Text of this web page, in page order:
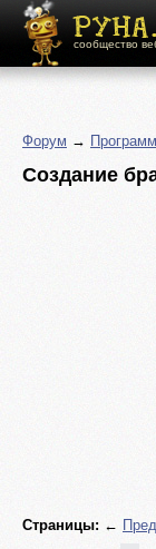
сообщество
Форум →
Создание
Страницы: ←